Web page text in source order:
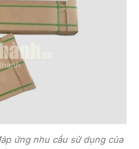
ứng nhu cầu sử dụng của